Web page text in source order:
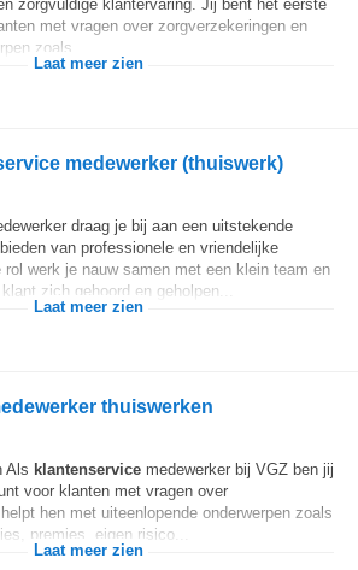
zorgvuldige klantervaring. Jij bent het eerste
met vragen over zorgverzekeringen en
zoals...
Laat meer zien
medewerker (thuiswerk)
draag je bij aan een uitstekende
van professionele en vriendelijke
werk je nauw samen met een klein team en
zich gehoord en geholpen...
Laat meer zien
thuiswerken
Als klantenservice medewerker bij VGZ ben jij
voor klanten met vragen over
hen met uiteenlopende onderwerpen zoals
premies, eigen risico...
Laat meer zien